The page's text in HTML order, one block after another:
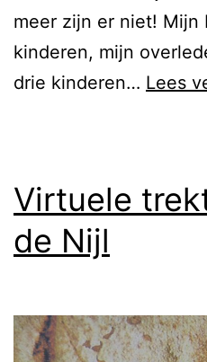
meer zijn er niet! Mijn
kinderen, mijn
drie kinderen… Lees
Virtuele
de Nijl